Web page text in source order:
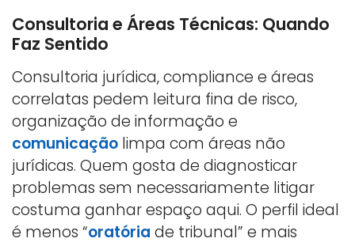
Consultoria e Áreas Técnicas: Quando
Faz Sentido
Consultoria jurídica, compliance e áreas
correlatas pedem leitura fina de risco,
organização de informação e
comunicação limpa com áreas não
jurídicas. Quem gosta de diagnosticar
problemas sem necessariamente litigar
costuma ganhar espaço aqui. O perfil ideal
é menos “oratória de tribunal” e mais